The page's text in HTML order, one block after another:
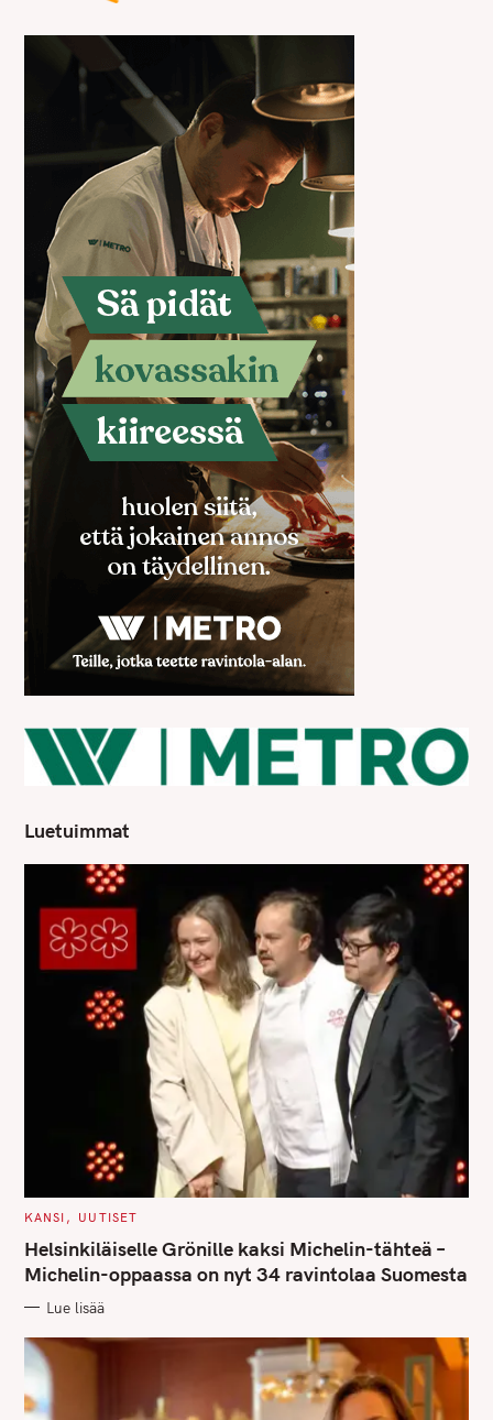
Luetuimmat
C
T
E
G
O
I
S
KANSI UUTISET
Helsinkiläiselle Grönille kaksi Michelin-tähteä –
Michelin-oppaassa on nyt 34 ravintolaa Suomesta
Lue lisää